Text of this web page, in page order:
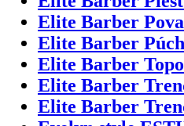
Elite Barber
Elite Barber
Elite Barber
Elite Barber
Elite Barber